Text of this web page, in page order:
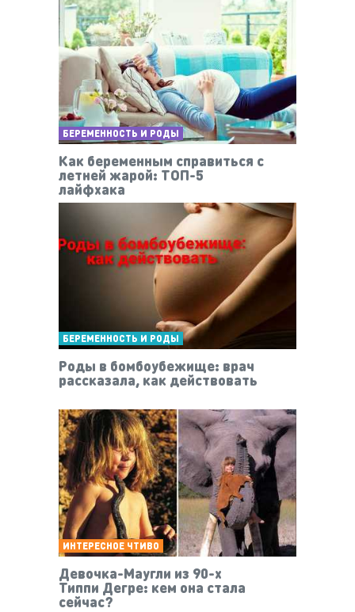
БЕРЕМЕННОСТЬ И РОДЫ
Как беременным справиться с
летней жарой: ТОП-5
лайфхака
БЕРЕМЕННОСТЬ И РОДЫ
Роды в бомбоубежище: врач
рассказала, как действовать
ИНТЕРЕСНОЕ ЧТИВО
Девочка-Маугли из 90-х
Типпи Дегре: кем она стала
сейчас?